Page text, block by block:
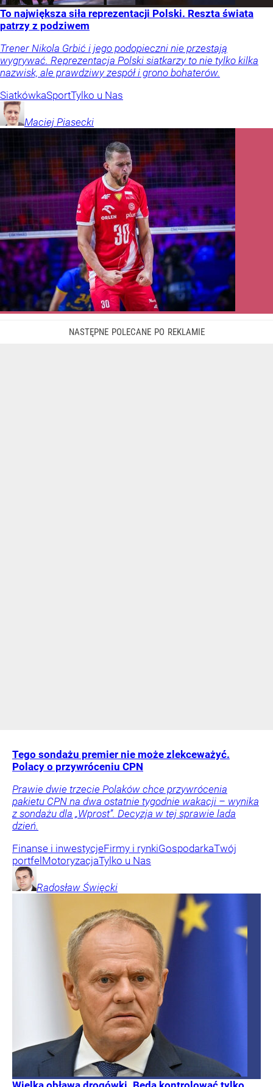
To największa siła reprezentacji Polski. Reszta świata
patrzy z podziwem
Trener Nikola Grbić i jego podopieczni nie przestają
wygrywać. Reprezentacja Polski siatkarzy to nie tylko kilka
nazwisk, ale prawdziwy zespół i grono bohaterów.
SiatkówkaSportTylko u Nas
Maciej Piasecki
Tego sondażu premier nie może zlekceważyć.
Polacy o przywróceniu CPN
Prawie dwie trzecie Polaków chce przywrócenia
pakietu CPN na dwa ostatnie tygodnie wakacji – wynika
z sondażu dla „Wprost”. Decyzja w tej sprawie lada
dzień.
Finanse i inwestycjeFirmy i rynkiGospodarkaTwój
portfel MotoryzacjaTylko u Nas
Radosław Święcki